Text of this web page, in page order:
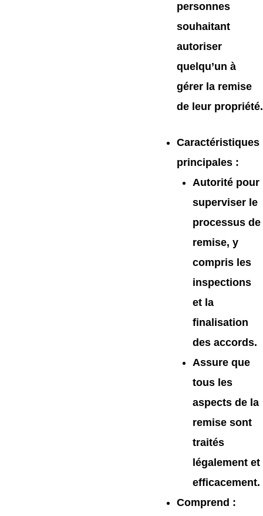
personnes
souhaitant
autoriser
quelqu’un à
gérer la remise
de leur propriété.
Caractéristiques
principales:
Autorité pour
superviser le
processus de
remise, y
compris les
inspections
et la
finalisation
des accords.
Assure que
tous les
aspects de la
remise sont
traités
légalement et
efficacement.
Comprend :